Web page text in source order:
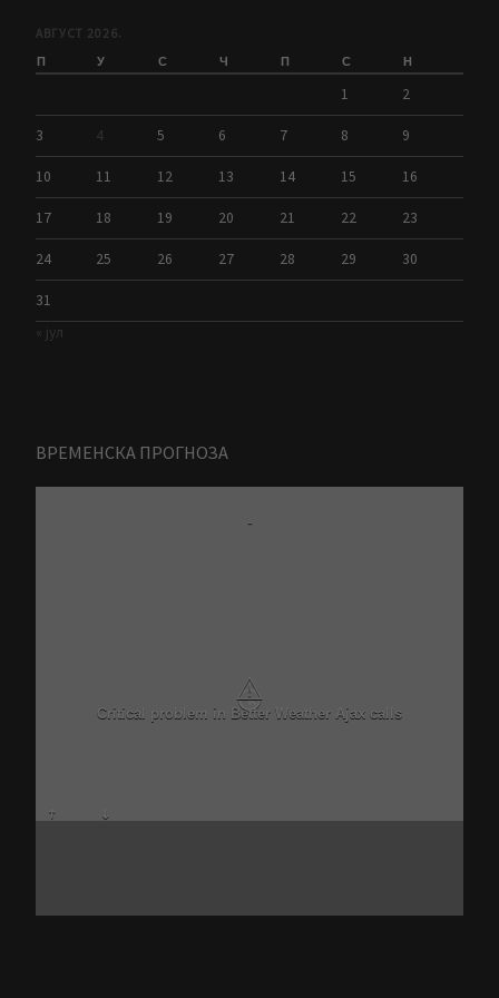
АВГУСТ 2026.
П У С Ч П С Н
1 2
3 4 5 6 7 8 9
10 11 12 13 14 15 16
17 18 19 20 21 22 23
24 25 26 27 28 29 30
31
« јул
ВРЕМЕНСКА ПРОГНОЗА
-
⚠
Critical problem in Better Weather Ajax calls